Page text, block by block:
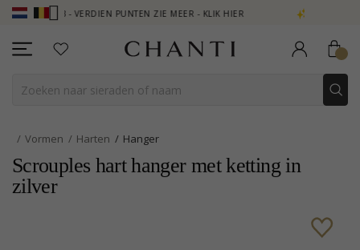
- VERDIEN PUNTEN ZIE MEER - KLIK HIER NEW COLLECTION |
Vormen Harten Hanger
Scrouples hart hanger met ketting in
zilver